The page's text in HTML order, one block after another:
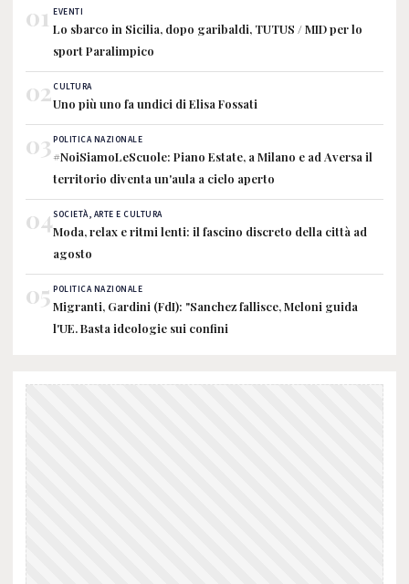
01 EVENTI
Lo sbarco in Sicilia, dopo garibaldi, TUTUS / MID per lo
sport Paralimpico
02CULTURA
Uno più uno fa undici di Elisa Fossati
03POLITICA NAZIONALE
#NoiSiamoLeScuole: Piano Estate, a Milano e ad Aversa il
territorio diventa un'aula a cielo aperto
04SOCIETÀ, ARTE E CULTURA
Moda, relax e ritmi lenti: il fascino discreto della città ad
agosto
05 POLITICA NAZIONALE
Migranti, Gardini (FdI): "Sanchez fallisce, Meloni guida
l'UE. Basta ideologie sui confini